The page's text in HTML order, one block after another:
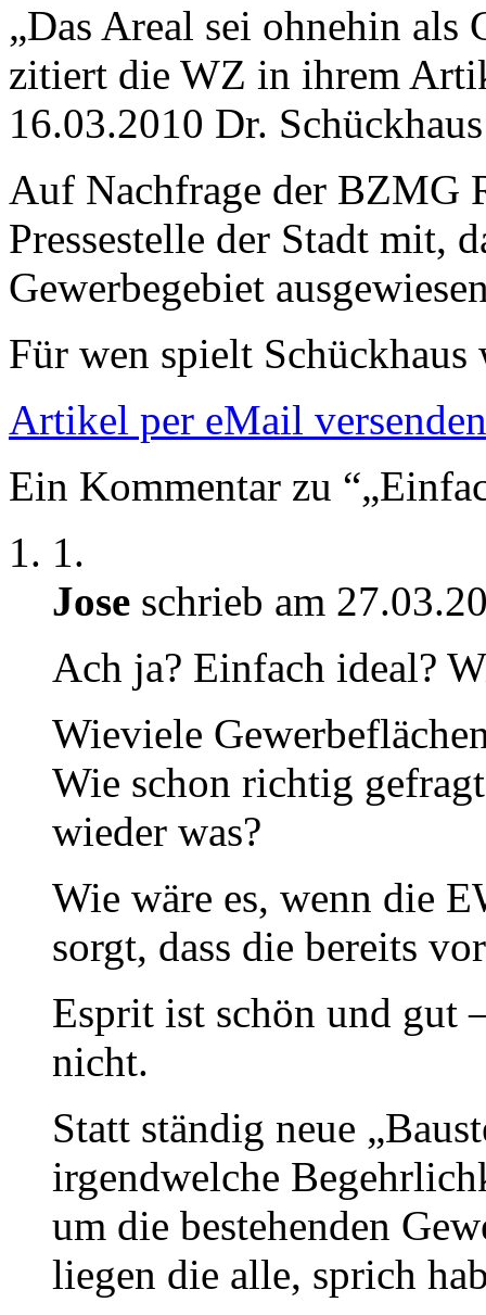
„Das Areal sei ohnehin als
zitiert die WZ in ihrem
16.03.2010 Dr.
Auf Nachfrage der BZMG
Pressestelle der Stadt mit,
Gewerbegebiet
Für wen spielt Schückhaus
Artikel per eMail versenden
Ein Kommentar zu
1.
Jose schrieb am
Ach ja? Einfach ideal?
Wieviele
Wie schon richtig
wieder was?
Wie wäre es, wenn die
sorgt, dass die bereits
Esprit ist schön und gut
nicht.
Statt ständig neue
irgendwelche
um die bestehenden
liegen die alle, sprich